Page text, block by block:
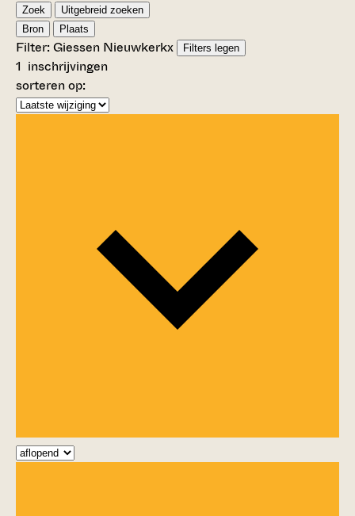
Zoek
Uitgebreid zoeken
Bron
Plaats
Filter:Giessen Nieuwkerkx Filters legen
1 inschrijvingen
sorteren op: